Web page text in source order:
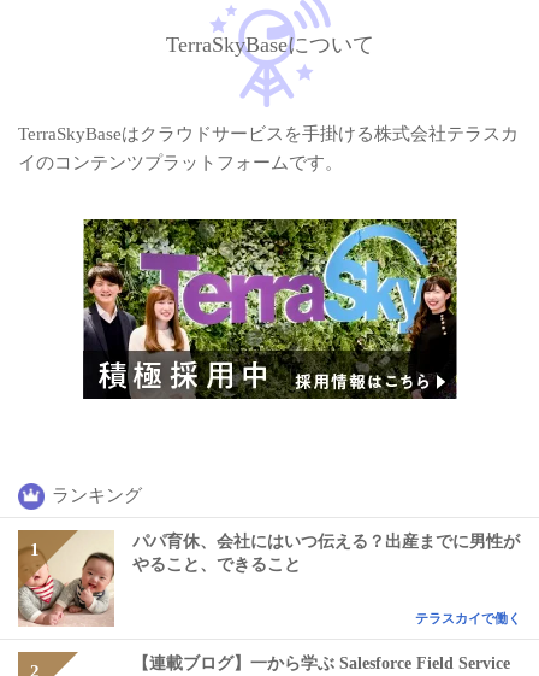
TerraSkyBaseについて
TerraSkyBaseはクラウドサービスを手掛ける株式会社テラスカ
イのコンテンツプラットフォームです。
ランキング
パパ育休、会社にはいつ伝える？出産までに男性が
やること、できること
テラスカイで働く
【連載ブログ】一から学ぶ Salesforce Field Service